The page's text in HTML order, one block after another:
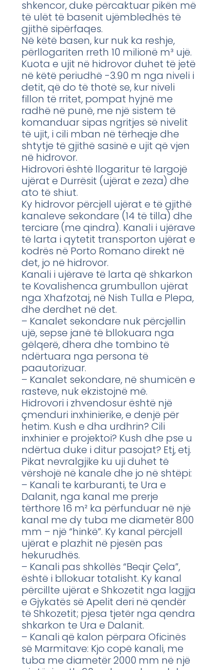
shkencor, duke përcaktuar pikën më
të ulët të basenit ujëmbledhës të
gjithë sipërfaqes.
Në këtë basen, kur nuk ka reshje,
përllogariten rreth 10 milionë m³ ujë.
Kuota e ujit në hidrovor duhet të jetë
në këtë periudhë -3.90 m nga niveli i
detit, që do të thotë se, kur niveli
fillon të rritet, pompat hyjnë me
radhë në punë, me një sistem të
komanduar sipas ngritjes së nivelit
të ujit, i cili mban në tërheqje dhe
shtytje të gjithë sasinë e ujit që vjen
në hidrovor.
Hidrovori është llogaritur të largojë
ujërat e Durrësit (ujërat e zeza) dhe
ato të shiut.
Ky hidrovor përcjell ujërat e të gjithë
kanaleve sekondare (14 të tilla) dhe
terciare (me qindra). Kanali i ujërave
të larta i qytetit transporton ujërat e
kodrës në Porto Romano direkt në
det, jo në hidrovor.
Kanali i ujërave të larta që shkarkon
te Kovalishenca grumbullon ujërat
nga Xhafzotaj, në Nish Tulla e Plepa,
dhe derdhet në det.
– Kanalet sekondare nuk përcjellin
ujë, sepse janë të bllokuara nga
gëlqerë, dhera dhe tombino të
ndërtuara nga persona të
paautorizuar.
– Kanalet sekondare, në shumicën e
rasteve, nuk ekzistojnë më.
Hidrovori i zhvendosur është një
çmenduri inxhinierike, e denjë për
hetim. Kush e dha urdhrin? Cili
inxhinier e projektoi? Kush dhe pse u
ndërtua duke i ditur pasojat? Etj, etj.
Pikat nevralgjike ku uji duhet të
vërshojë në kanale dhe jo në shtëpi:
– Kanali te karburanti, te Ura e
Dalanit, nga kanal me prerje
tërthore 16 m² ka përfunduar në një
kanal me dy tuba me diametër 800
mm – një “hinkë”. Ky kanal përcjell
ujërat e plazhit në pjesën pas
hekurudhës.
– Kanali pas shkollës “Beqir Çela”,
është i bllokuar totalisht. Ky kanal
përcillte ujërat e Shkozetit nga lagjja
e Gjykatës së Apelit deri në qendër
të Shkozetit; pjesa tjetër nga qendra
shkarkon te Ura e Dalanit.
– Kanali që kalon përpara Oficinës
së Marmitave: Kjo copë kanali, me
tuba me diametër 2000 mm në një